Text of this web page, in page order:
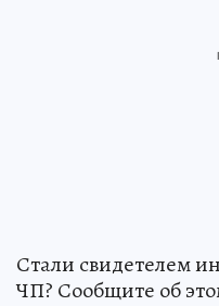
Стали свидетелем
ЧП? Сообщите об